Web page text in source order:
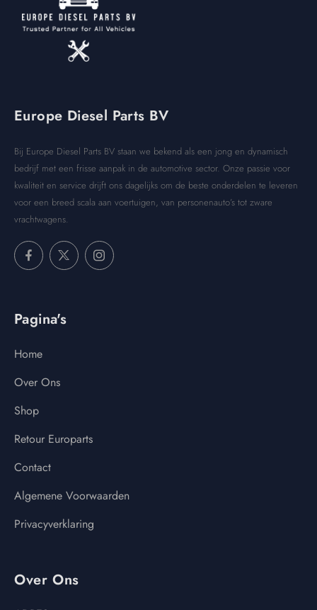
Europe Diesel Parts BV
Bij Europe Diesel Parts BV staan we bekend als een jong en dynamisch
bedrijf met een frisse aanpak in de automotive sector. Onze passie voor
kwaliteit en service drijft ons dagelijks om de beste onderdelen te leveren
voor een breed scala aan voertuigen, van personenauto’s tot zware
vrachtwagens.
Pagina's
Home
Over Ons
Shop
Retour Europarts
Contact
Algemene Voorwaarden
Privacyverklaring
Over Ons